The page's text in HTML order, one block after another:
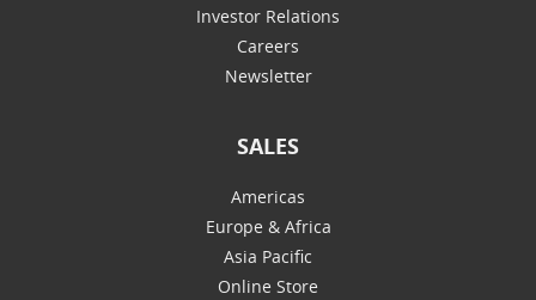
Investor Relations
Careers
Newsletter
SALES
Americas
Europe & Africa
Asia Pacific
Online Store